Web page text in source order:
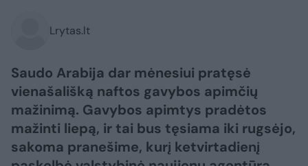
Lrytas.lt
Saudo Arabija dar mėnesiui pratęsė
vienašališką naftos gavybos apimčių
mažinimą. Gavybos apimtys pradėtos
mažinti liepą, ir tai bus tęsiama iki rugsėjo,
sakoma pranešime, kurį ketvirtadienį